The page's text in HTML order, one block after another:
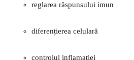
reglarea răspunsului imun
diferențierea celulară
controlul inflamației